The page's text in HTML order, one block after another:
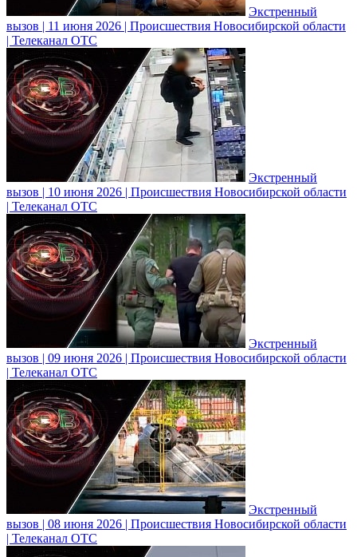
Экстренный
вызов | 11 июня 2026 | Происшествия Новосибирской области
| Телеканал ОТС
Экстренный
вызов | 10 июня 2026 | Происшествия Новосибирской области
| Телеканал ОТС
Экстренный
вызов | 09 июня 2026 | Происшествия Новосибирской области
| Телеканал ОТС
Экстренный
вызов | 08 июня 2026 | Происшествия Новосибирской области
| Телеканал ОТС